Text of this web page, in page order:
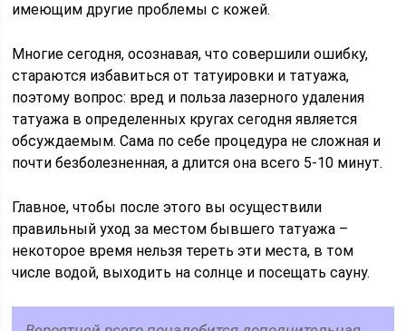
имеющим другие проблемы с кожей.
Многие сегодня, осознавая, что совершили ошибку,
стараются избавиться от татуировки и татуажа,
поэтому вопрос: вред и польза лазерного удаления
татуажа в определенных кругах сегодня является
обсуждаемым. Сама по себе процедура не сложная и
почти безболезненная, а длится она всего 5-10 минут.
Главное, чтобы после этого вы осуществили
правильный уход за местом бывшего татуажа –
некоторое время нельзя тереть эти места, в том
числе водой, выходить на солнце и посещать сауну.